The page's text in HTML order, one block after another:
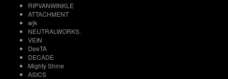
RIPVANWINKLE
ATTACHMENT
wjk
NEUTRALWORKS.
VEIN
DeeTA
DECADE
Mighty Shine
ASICS